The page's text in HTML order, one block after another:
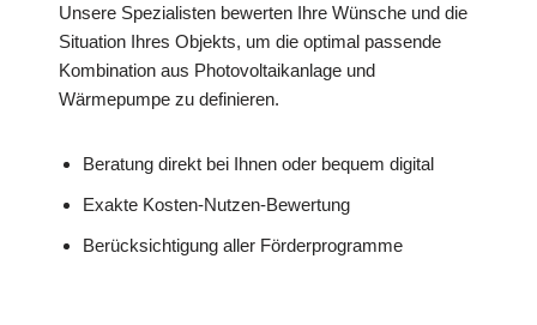
Unsere Spezialisten bewerten Ihre Wünsche und die
Situation Ihres Objekts, um die optimal passende
Kombination aus Photovoltaikanlage und
Wärmepumpe zu definieren.
Beratung direkt bei Ihnen oder bequem digital
Exakte Kosten-Nutzen-Bewertung
Berücksichtigung aller Förderprogramme